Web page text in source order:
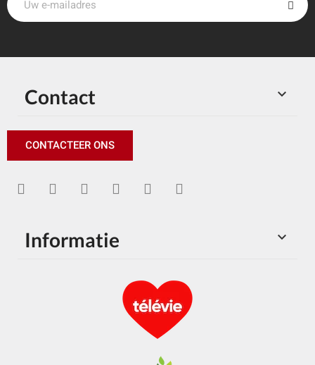

Contact
CONTACTEER ONS

Informatie